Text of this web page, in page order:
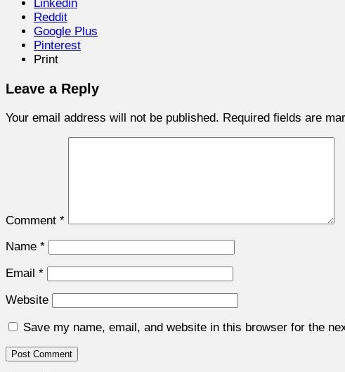
Linkedin
Reddit
Google Plus
Pinterest
Print
Leave a Reply
Your email address will not be published. Required fields are
Comment *
Name *
Email *
Website
Save my name, email, and website in this browser for the